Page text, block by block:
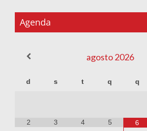
Agenda
agosto2026
d s t q q
2 3 4 5 6